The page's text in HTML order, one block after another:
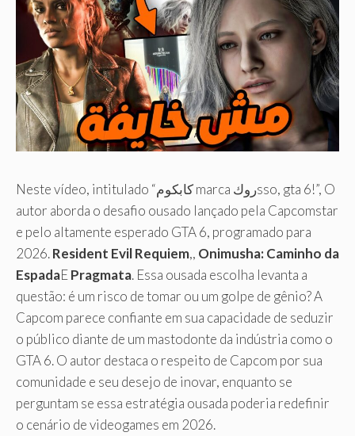
Neste vídeo, intitulado “كابكوم marca روكsso, gta 6!”, O
autor aborda o desafio ousado lançado pela Capcomstar
e pelo altamente esperado GTA 6, programado para
2026.Resident Evil Requiem,, Onimusha: Caminho da
EspadaEPragmata. Essa ousada escolha levanta a
questão: é um risco de tomar ou um golpe de gênio? A
Capcom parece confiante em sua capacidade de seduzir
o público diante de um mastodonte da indústria como o
GTA 6. O autor destaca o respeito de Capcom por sua
comunidade e seu desejo de inovar, enquanto se
perguntam se essa estratégia ousada poderia redefinir
o cenário de videogames em 2026.